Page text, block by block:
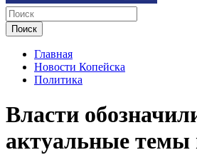
Главная
Новости Копейска
Политика
Власти
актуальные темы